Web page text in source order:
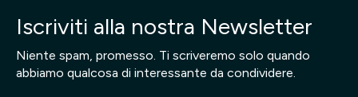
Iscriviti alla nostra Newsletter
Niente spam, promesso. Ti scriveremo solo quando
abbiamo qualcosa di interessante da condividere.